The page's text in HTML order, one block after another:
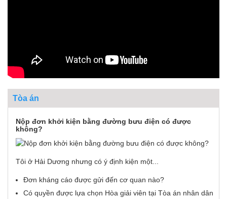
Tòa án
Nộp đơn khởi kiện bằng đường bưu điện có được
không?
Tôi ở Hải Dương nhưng có ý định kiện một...
Đơn kháng cáo được gửi đến cơ quan nào?
Có quyền được lựa chọn Hòa giải viên tại Tòa án nhân dân